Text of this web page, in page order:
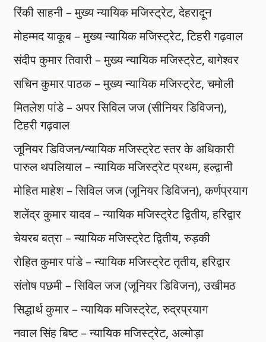
रिंकी साहनी – मुख्य न्यायिक मजिस्ट्रेट, देहरादून
मोहम्मद याकूब – मुख्य न्यायिक मजिस्ट्रेट, टिहरी गढ़वाल
संदीप कुमार तिवारी – मुख्य न्यायिक मजिस्ट्रेट, बागेश्वर
सचिन कुमार पाठक – मुख्य न्यायिक मजिस्ट्रेट, चमोली
मितलेश पांडे – अपर सिविल जज (सीनियर डिविजन),
टिहरी गढ़वाल
जूनियर डिविजन/न्यायिक मजिस्ट्रेट स्तर के अधिकारी
पारुल थपलियाल – न्यायिक मजिस्ट्रेट प्रथम, हल्द्वानी
मोहित माहेश – सिविल जज (जूनियर डिविजन), कर्णप्रयाग
शलेंद्र कुमार यादव – न्यायिक मजिस्ट्रेट द्वितीय, हरिद्वार
चेयरब बत्रा – न्यायिक मजिस्ट्रेट द्वितीय, रुड़की
रोहित कुमार पांडे – न्यायिक मजिस्ट्रेट तृतीय, हरिद्वार
संतोष पछमी – सिविल जज (जूनियर डिविजन), उखीमठ
सिद्धार्थ कुमार – न्यायिक मजिस्ट्रेट, रुद्रप्रयाग
नवाल सिंह बिष्ट – न्यायिक मजिस्ट्रेट, अल्मोड़ा